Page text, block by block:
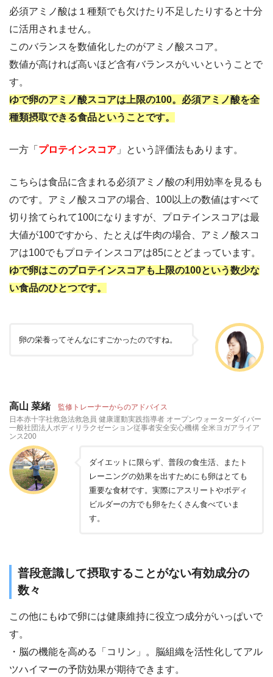
必須アミノ酸は１種類でも欠けたり不足したりすると十分
に活用されません。
このバランスを数値化したのがアミノ酸スコア。
数値が高ければ高いほど含有バランスがいいということで
す。
ゆで卵のアミノ酸スコアは上限の100。必須アミノ酸を全
種類摂取できる食品ということです。
一方「 プロテインスコア 」という評価法もあります。
こちらは食品に含まれる必須アミノ酸の利用効率を見るも
のです。アミノ酸スコアの場合、100以上の数値はすべて
切り捨てられて100になりますが、プロテインスコアは最
大値が100ですから、たとえば牛肉の場合、アミノ酸スコ
アは100でもプロテインスコアは85にとどまっています。
ゆで卵はこのプロテインスコアも上限の100という数少な
い食品のひとつです。
卵の栄養ってそんなにすごかったのですね。
高山 菜緒 監修トレーナーからのアドバイス
日本赤十字社救急法救急員 健康運動実践指導者 オープンウォーターダイバー
一般社団法人ボディリラクゼーション従事者安全安心機構 全米ヨガアライア
ンス200
ダイエットに限らず、普段の食生活、またト
レーニングの効果を出すためにも卵はとても
重要な食材です。実際にアスリートやボディ
ビルダーの方でも卵をたくさん食べていま
す。
普段意識して摂取することがない有効成分の
数々
この他にもゆで卵には健康維持に役立つ成分がいっぱいで
す。
・脳の機能を高める「コリン」。脳組織を活性化してアル
ツハイマーの予防効果が期待できます。